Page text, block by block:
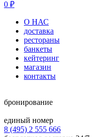
0 ₽
О НАС
доставка
рестораны
банкеты
кейтеринг
магазин
контакты
бронирование
единый номер
8 (495) 2 555 666